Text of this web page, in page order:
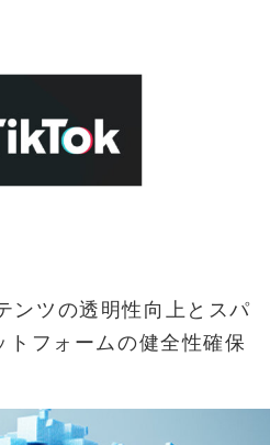
ンツの透明性向上とスパ
トフォームの健全性確保